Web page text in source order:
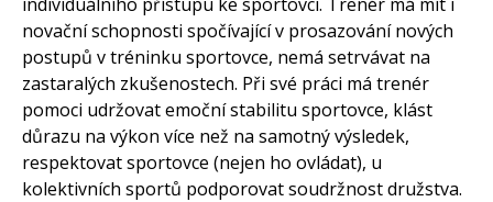
novační schopnosti spočívající v prosazování nových
postupů v tréninku sportovce, nemá setrvávat na
zastaralých zkušenostech. Při své práci má trenér
pomoci udržovat emoční stabilitu sportovce, klást
důrazu na výkon více než na samotný výsledek,
respektovat sportovce (nejen ho ovládat), u
kolektivních sportů podporovat soudržnost družstva.